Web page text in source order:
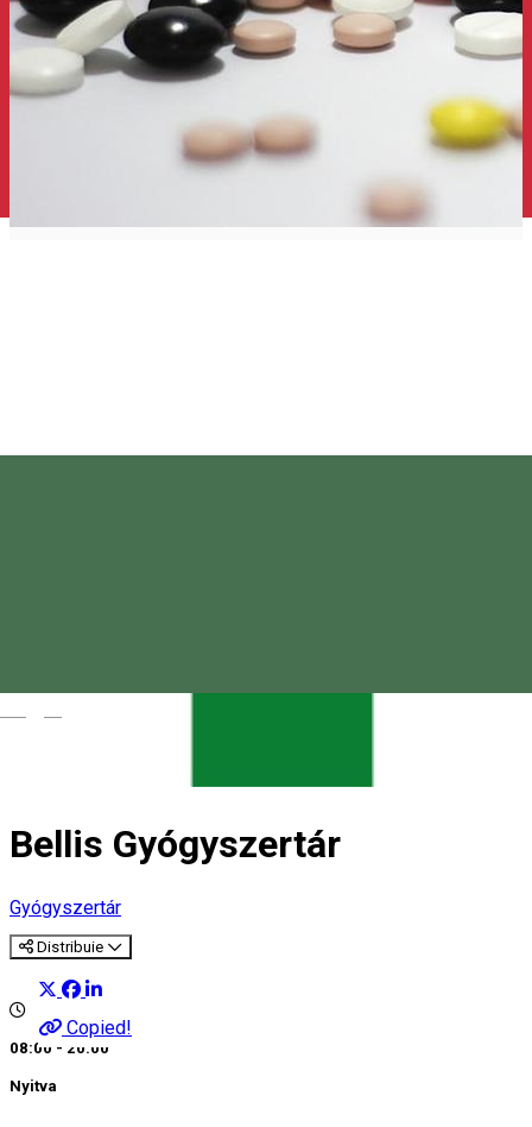
Bellis Gyógyszertár
Gyógyszertár
Distribuie
Copied!
08:00 - 20:00
Nyitva